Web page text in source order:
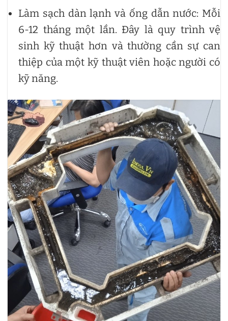
Làm sạch dàn lạnh và ống dẫn nước: Mỗi
6-12 tháng một lần. Đây là quy trình vệ
sinh kỹ thuật hơn và thường cần sự can
thiệp của một kỹ thuật viên hoặc người có
kỹ năng.